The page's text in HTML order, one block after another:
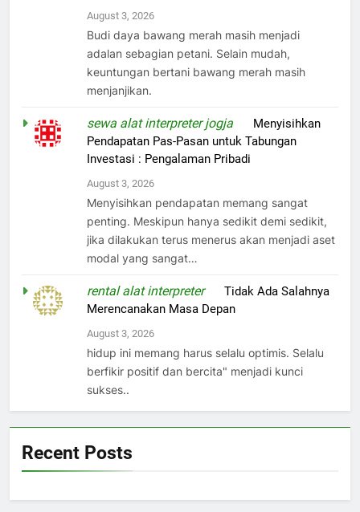
August 3, 2026
Budi daya bawang merah masih menjadi
adalan sebagian petani. Selain mudah,
keuntungan bertani bawang merah masih
menjanjikan.
sewa alat interpreter jogja
Menyisihkan
Pendapatan Pas-Pasan untuk Tabungan
Investasi : Pengalaman Pribadi
August 3, 2026
Menyisihkan pendapatan memang sangat
penting. Meskipun hanya sedikit demi sedikit,
jika dilakukan terus menerus akan menjadi aset
modal yang sangat…
rental alat interpreteronTidak Ada Salahnya
Merencanakan Masa Depan
August 3, 2026
hidup ini memang harus selalu optimis. Selalu
berfikir positif dan bercita" menjadi kunci
sukses..
Recent Posts